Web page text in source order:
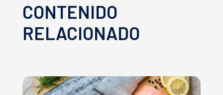
CONTENIDO
RELACIONADO